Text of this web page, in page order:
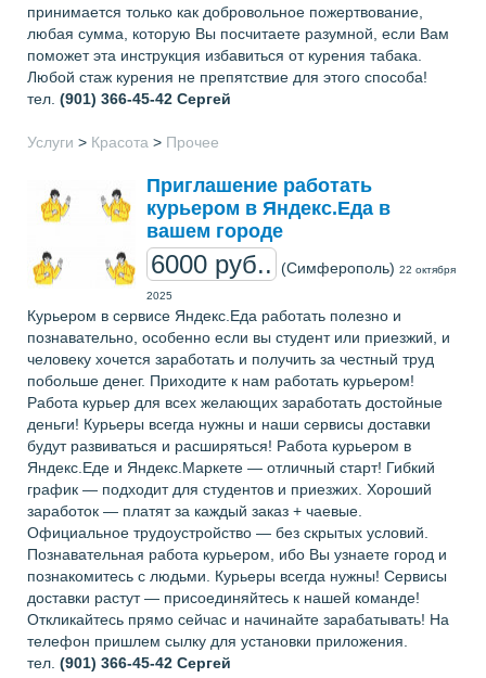
принимается только как добровольное пожертвование,
любая сумма, которую Вы посчитаете разумной, если Вам
поможет эта инструкция избавиться от курения табака.
Любой стаж курения не препятствие для этого способа!
тел. (901) 366-45-42 Сергей
Услуги > Красота > Прочее
Приглашение работать
курьером в Яндекс.Еда в
вашем городе
6000 руб.. (Симферополь) 22 октября
2025
Курьером в сервисе Яндекс.Еда работать полезно и
познавательно, особенно если вы студент или приезжий, и
человеку хочется заработать и получить за честный труд
побольше денег. Приходите к нам работать курьером!
Работа курьер для всех желающих заработать достойные
деньги! Курьеры всегда нужны и наши сервисы доставки
будут развиваться и расширяться! Работа курьером в
Яндекс.Еде и Яндекс.Маркете — отличный старт! Гибкий
график — подходит для студентов и приезжих. Хороший
заработок — платят за каждый заказ + чаевые.
Официальное трудоустройство — без скрытых условий.
Познавательная работа курьером, ибо Вы узнаете город и
познакомитесь с людьми. Курьеры всегда нужны! Сервисы
доставки растут — присоединяйтесь к нашей команде!
Откликайтесь прямо сейчас и начинайте зарабатывать! На
телефон пришлем сылку для установки приложения.
тел. (901) 366-45-42 Сергей